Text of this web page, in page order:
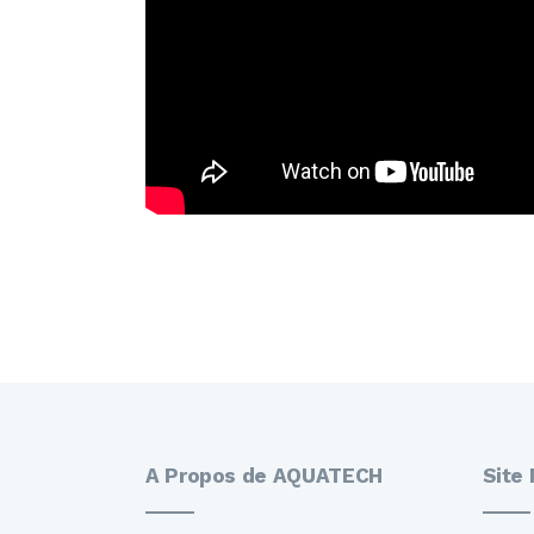
A Propos de AQUATECH Site